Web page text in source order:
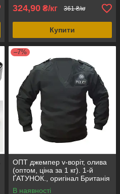
324,90 ₴/кг 361 ₴/кг
Купити
–7%
ОПТ джемпер v-воріт, олива
(оптом, ціна за 1 кг). 1-й
ҐАТУНОК., оригінал Британія
В наявності